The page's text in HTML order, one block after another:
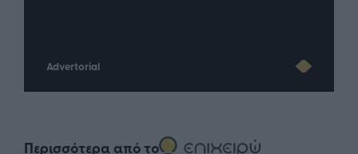
Advertorial
Περισσότερα από το